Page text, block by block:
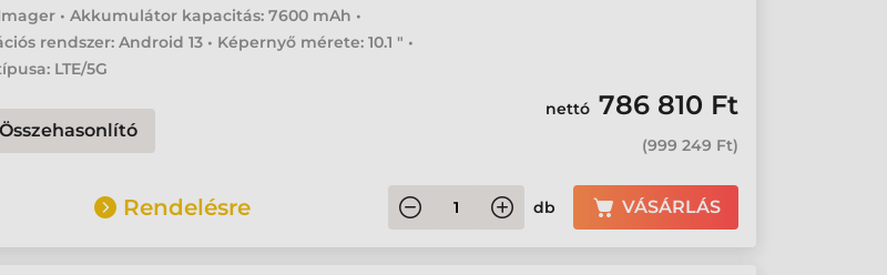
• Akkumulátor kapacitás: 7600 mAh •
rendszer: Android 13 • Képernyő mérete: 10.1 " •
LTE/5G
Összehasonlító
nettó 786 810 Ft
(999 249 Ft)
Rendelésre db VÁSÁRLÁS